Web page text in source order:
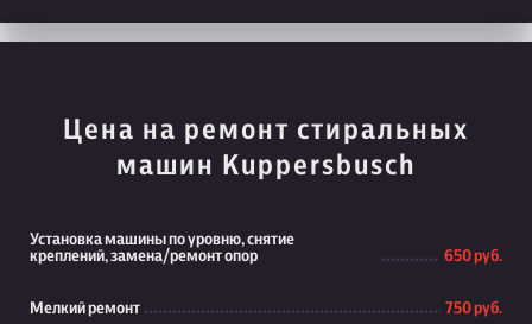
Цена на ремонт стиральных
машин Kuppersbusch
Установка машины по уровню, снятие
креплений, замена/ремонт опор
650 руб.
Мелкий ремонт 750 руб.